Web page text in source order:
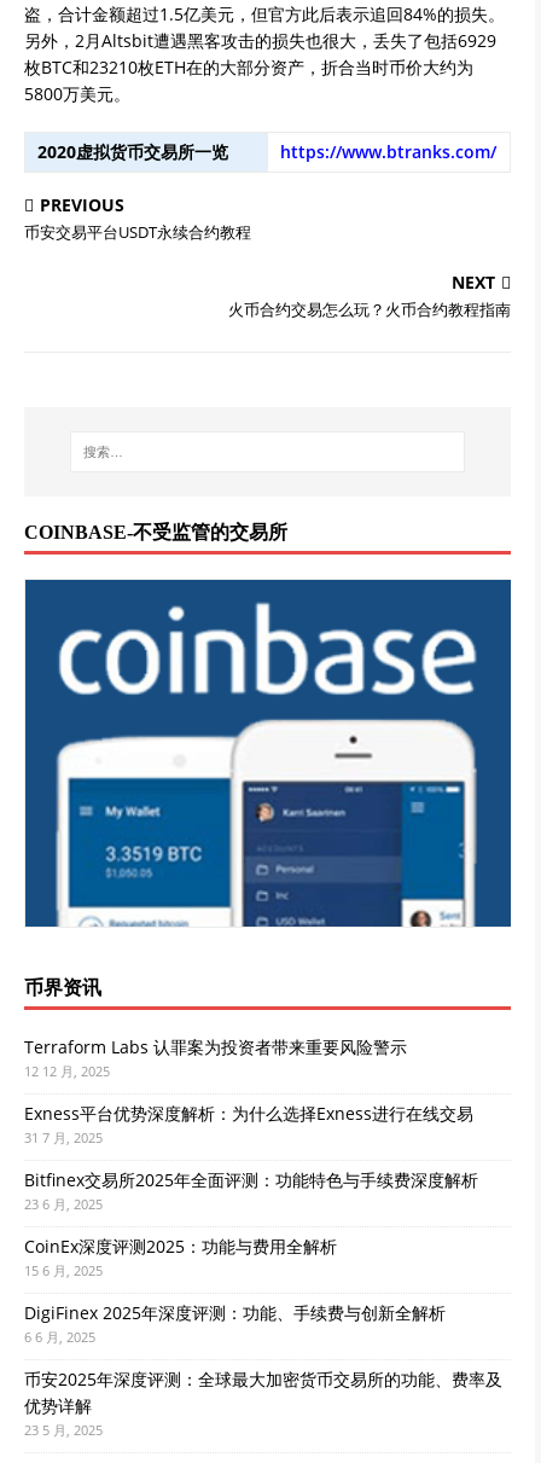
盗，合计金额超过1.5亿美元，但官方此后表示追回84%的损失。
另外，2月Altsbit遭遇黑客攻击的损失也很大，丢失了包括6929
枚BTC和23210枚ETH在的大部分资产，折合当时币价大约为
5800万美元。
2020虚拟货币交易所一览 https://www.btranks.com/
PREVIOUS
币安交易平台USDT永续合约教程
NEXT
火币合约交易怎么玩？火币合约教程指南
COINBASE-不受监管的交易所
币界资讯
Terraform Labs 认罪案为投资者带来重要风险警示
12 12 月, 2025
Exness平台优势深度解析：为什么选择Exness进行在线交易
31 7 月, 2025
Bitfinex交易所2025年全面评测：功能特色与手续费深度解析
23 6 月, 2025
CoinEx深度评测2025：功能与费用全解析
15 6 月, 2025
DigiFinex 2025年深度评测：功能、手续费与创新全解析
6 6 月, 2025
币安2025年深度评测：全球最大加密货币交易所的功能、费率及
优势详解
23 5 月, 2025